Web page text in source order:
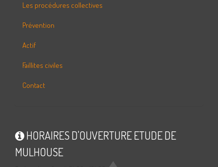
Les procédures collectives
Prévention
Actif
Faillites civiles
Contact
HORAIRES D'OUVERTURE ETUDE DE
MULHOUSE